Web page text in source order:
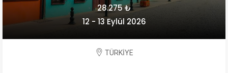
28.275 ₺
12 - 13 Eylül 2026
TÜRKİYE